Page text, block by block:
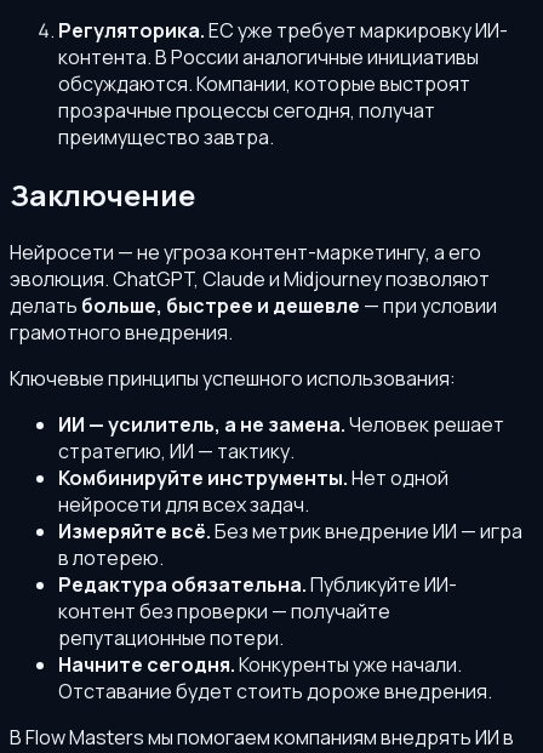
Регуляторика.ЕС уже требует маркировку ИИ-
контента. В России аналогичные инициативы
обсуждаются. Компании, которые выстроят
прозрачные процессы сегодня, получат
преимущество завтра.
Заключение
Нейросети — не угроза контент-маркетингу, а его
эволюция. ChatGPT, Claude и Midjourney позволяют
делать больше, быстрее и дешевле — при условии
грамотного внедрения.
Ключевые принципы успешного использования:
ИИ — усилитель, а не замена.Человек решает
стратегию, ИИ — тактику.
Комбинируйте инструменты.Нет одной
нейросети для всех задач.
Измеряйте всё.Без метрик внедрение ИИ — игра
в лотерею.
Редактура обязательна.Публикуйте ИИ-
контент без проверки — получайте
репутационные потери.
Начните сегодня.Конкуренты уже начали.
Отставание будет стоить дороже внедрения.
В Flow Masters мы помогаем компаниям внедрять ИИ в